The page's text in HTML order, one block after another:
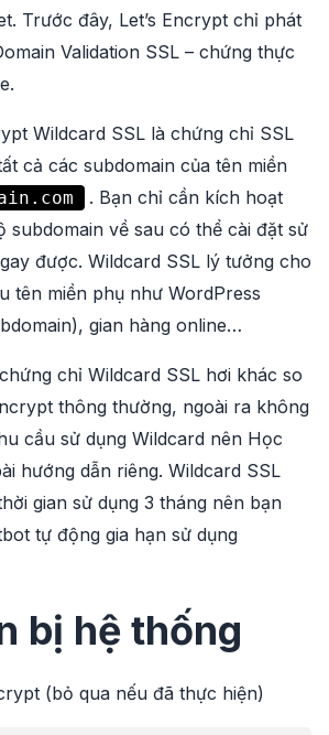
Trước đây, Let’s Encrypt chỉ phát
Validation SSL – chứng thực
Wildcard SSL là chứng chỉ SSL
cả các subdomain của tên miền
. Bạn chỉ cần kích hoạt
subdomain về sau có thể cài đặt sử
được. Wildcard SSL lý tưởng cho
tên miền phụ như WordPress
gian hàng online…
chỉ Wildcard SSL hơi khác so
thông thường, ngoài ra không
cầu sử dụng Wildcard nên Học
hướng dẫn riêng. Wildcard SSL
gian sử dụng 3 tháng nên bạn
tự động gia hạn sử dụng
bị hệ thống
(bỏ qua nếu đã thực hiện)